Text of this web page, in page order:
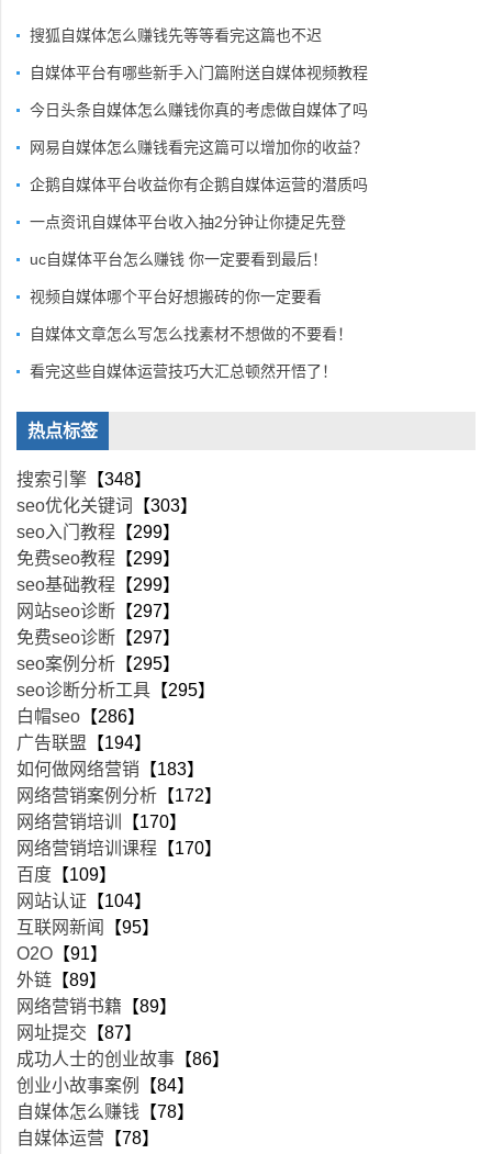
搜狐自媒体怎么赚钱先等等看完这篇也不迟
自媒体平台有哪些新手入门篇附送自媒体视频教程
今日头条自媒体怎么赚钱你真的考虑做自媒体了吗
网易自媒体怎么赚钱看完这篇可以增加你的收益？
企鹅自媒体平台收益你有企鹅自媒体运营的潜质吗
一点资讯自媒体平台收入抽2分钟让你捷足先登
uc自媒体平台怎么赚钱 你一定要看到最后！
视频自媒体哪个平台好想搬砖的你一定要看
自媒体文章怎么写怎么找素材不想做的不要看！
看完这些自媒体运营技巧大汇总顿然开悟了！
热点标签
搜索引擎 【348】
seo优化关键词
【303】
seo入门教程 【299】
免费seo教程 【299】
seo基础教程 【299】
网站seo诊断 【297】
免费seo诊断 【297】
seo案例分析 【295】
seo诊断分析工具 【295】
白帽seo 【286】
广告联盟 【194】
如何做网络营销 【183】
网络营销案例分析 【172】
网络营销培训
【170】
网络营销培训课程 【170】
百度 【109】
网站认证 【104】
互联网新闻
【95】
O2O 【91】
外链 【89】
网络营销书籍 【89】
网址提交 【87】
成功人士的创业故事 【86】
创业小故事案例
【84】
自媒体怎么赚钱 【78】
自媒体运营 【78】